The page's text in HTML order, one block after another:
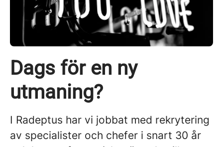
Dags för en ny
utmaning?
I Radeptus har vi jobbat med rekrytering
av specialister och chefer i snart 30 år